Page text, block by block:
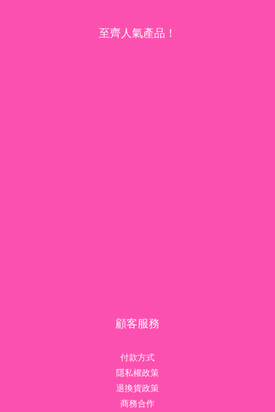
至齊人氣產品！
顧客服務
付款方式
隱私權政策
退換貨政策
商務合作